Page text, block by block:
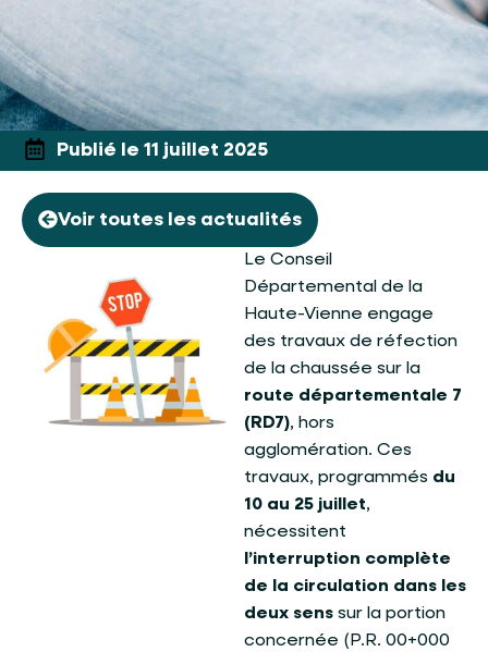
Publié le 11 juillet 2025
Voir toutes les actualités
Le Conseil
Départemental de la
Haute-Vienne engage
des travaux de réfection
de la chaussée sur la
route départementale 7
(RD7), hors
agglomération. Ces
travaux, programmés du
10 au 25 juillet,
nécessitent
l’interruption complète
de la circulation dans les
deux sens sur la portion
concernée (P.R. 00+000